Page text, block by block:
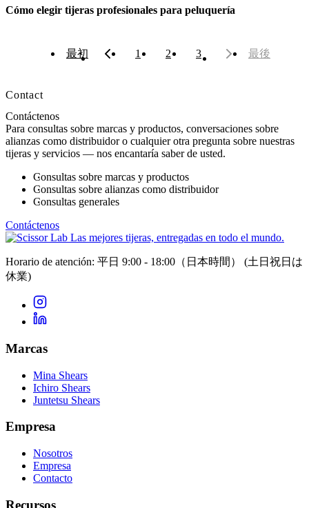
Cómo elegir tijeras profesionales para peluquería
最初 1 2 3 最後
Contact
Contáctenos
Para consultas sobre marcas y productos, conversaciones sobre
alianzas como distribuidor o cualquier otra pregunta sobre nuestras
tijeras y servicios — nos encantaría saber de usted.
Consultas sobre marcas y productos
Consultas sobre alianzas como distribuidor
Consultas generales
Contáctenos
Las mejores tijeras, entregadas en todo el mundo.
Horario de atención: 平日 9:00 - 18:00（日本時間） (土日祝日は
休業)
Marcas
Mina Shears
Ichiro Shears
Juntetsu Shears
Empresa
Nosotros
Empresa
Contacto
Recursos